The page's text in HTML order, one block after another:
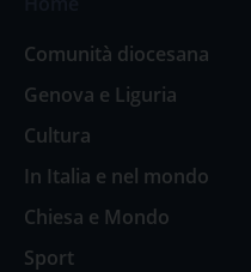
Comunità diocesana
Genova e Liguria
Cultura
In Italia e nel mondo
Chiesa e Mondo
Sport